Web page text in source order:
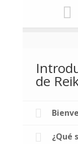
de
¿Qué